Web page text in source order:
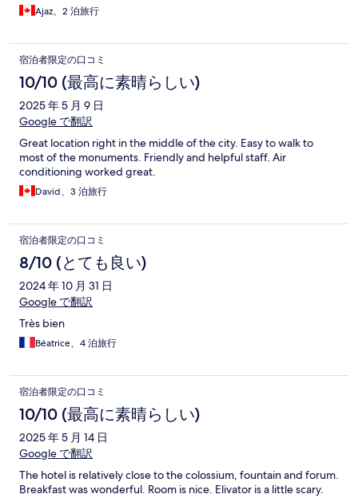
Ajaz、2 泊旅行
宿泊者限定の口コミ
10/10 (最高に素晴らしい)
2025 年 5 月 9 日
Google で翻訳
Great location right in the middle of the city. Easy to walk to
most of the monuments. Friendly and helpful staff. Air
conditioning worked great.
David、3 泊旅行
宿泊者限定の口コミ
8/10 (とても良い)
2024 年 10 月 31 日
Google で翻訳
Très bien
Béatrice、4 泊旅行
宿泊者限定の口コミ
10/10 (最高に素晴らしい)
2025 年 5 月 14 日
Google で翻訳
The hotel is relatively close to the colossium, fountain and forum.
Breakfast was wonderful. Room is nice. Elivator is a little scary.